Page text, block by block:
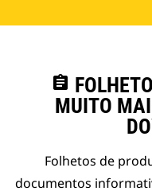
assignment
MUITO
Folhetos de
documentos